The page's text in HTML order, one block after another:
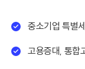
중소기업 특별
고용증대, 통합